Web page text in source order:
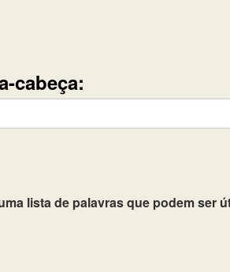
cabeça:
lista de palavras que podem ser